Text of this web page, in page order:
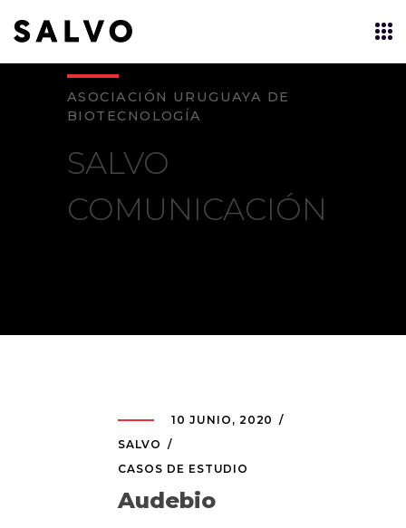
ASOCIACIÓN URUGUAYA DE
BIOTECNOLOGÍA
SALVO
COMUNICACIÓN
10 JUNIO, 2020
SALVO
CASOS DE ESTUDIO
Audebio